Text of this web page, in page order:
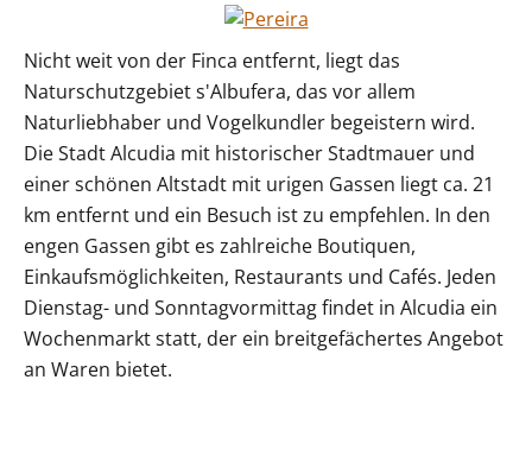
Nicht weit von der Finca entfernt, liegt das
Naturschutzgebiet s'Albufera, das vor allem
Naturliebhaber und Vogelkundler begeistern wird.
Die Stadt Alcudia mit historischer Stadtmauer und
einer schönen Altstadt mit urigen Gassen liegt ca. 21
km entfernt und ein Besuch ist zu empfehlen. In den
engen Gassen gibt es zahlreiche Boutiquen,
Einkaufsmöglichkeiten, Restaurants und Cafés. Jeden
Dienstag- und Sonntagvormittag findet in Alcudia ein
Wochenmarkt statt, der ein breitgefächertes Angebot
an Waren bietet.